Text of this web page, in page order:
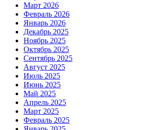
Март 2026
Февраль 2026
Январь 2026
Декабрь 2025
Ноябрь 2025
Октябрь 2025
Сентябрь 2025
Август 2025
Июль 2025
Июнь 2025
Май 2025
Апрель 2025
Март 2025
Февраль 2025